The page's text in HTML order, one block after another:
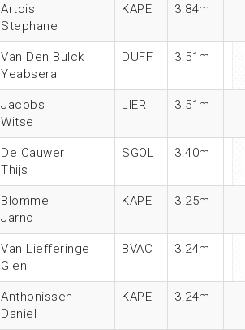
Artois
Stephane
KAPE 3.84m
Van Den Bulck
Yeabsera
DUFF 3.51m
Jacobs
Witse
LIER 3.51m
De Cauwer
Thijs
SGOL 3.40m
Blomme
Jarno
KAPE 3.25m
Van Liefferinge
Glen
BVAC 3.24m
Anthonissen
Daniel
KAPE 3.24m